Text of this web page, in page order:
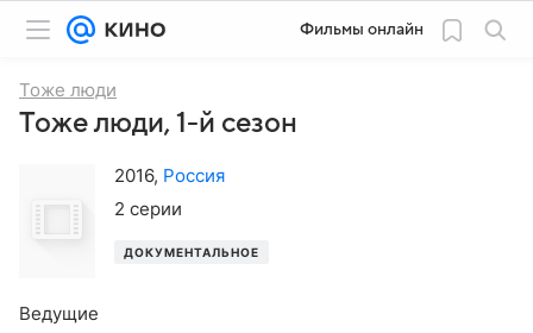
Фильмы онлайн
Тоже люди
Тоже люди, 1-й сезон
2016, Россия
2 серии
ДОКУМЕНТАЛЬНОЕ
Ведущие